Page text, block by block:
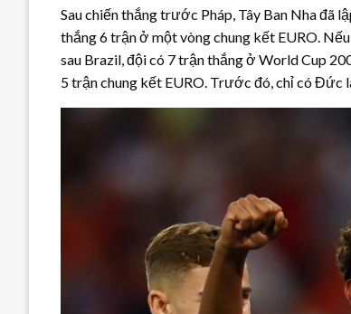
Sau chiến thắng trước Pháp, Tây Ban Nha đã
thắng 6 trận ở một vòng chung kết EURO.
sau Brazil, đội có 7 trận thắng ở World Cup
5 trận chung kết EURO. Trước đó, chỉ có Đức